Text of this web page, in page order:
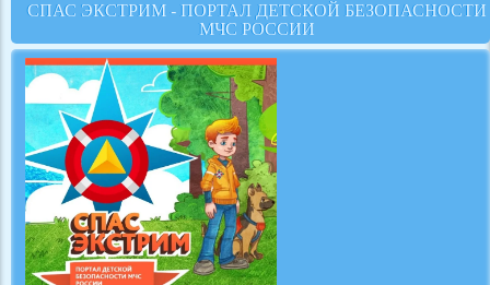
СПАС ЭКСТРИМ - ПОРТАЛ ДЕТСКОЙ БЕЗОПАСНОСТИ
МЧС РОССИИ